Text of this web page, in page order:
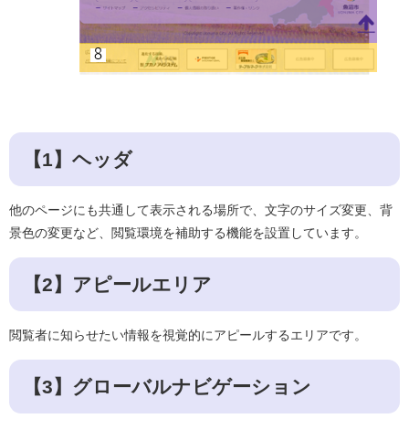
【1】ヘッダ
他のページにも共通して表示される場所で、文字のサイズ変更、背
景色の変更など、閲覧環境を補助する機能を設置しています。
【2】アピールエリア
閲覧者に知らせたい情報を視覚的にアピールするエリアです。
【3】グローバルナビゲーション